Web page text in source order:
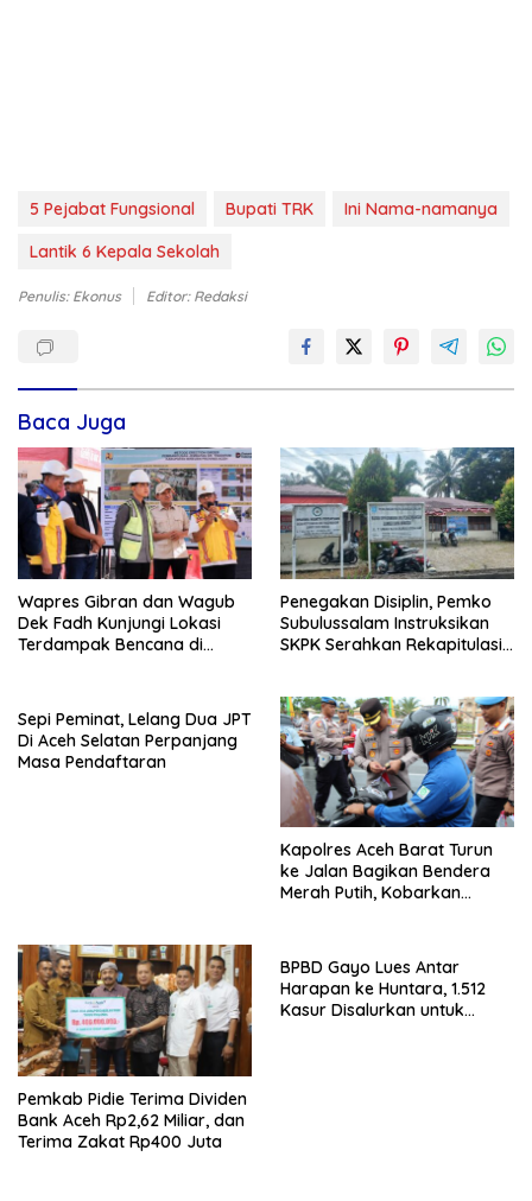
5 Pejabat Fungsional Bupati TRK
Ini Nama-namanya
Lantik 6 Kepala Sekolah
Penulis: Ekonus Editor: Redaksi
Baca Juga
Wapres Gibran dan Wagub
Dek Fadh Kunjungi Lokasi
Terdampak Bencana di
Penegakan Disiplin, Pemko
Subulussalam Instruksikan
SKPK Serahkan Rekapitulasi
Sepi Peminat, Lelang Dua JPT
Di Aceh Selatan Perpanjang
Masa Pendaftaran
Kapolres Aceh Barat Turun
ke Jalan Bagikan Bendera
Merah Putih, Kobarkan
Pemkab Pidie Terima Dividen
Bank Aceh Rp2,62 Miliar, dan
Terima Zakat Rp400 Juta
BPBD Gayo Lues Antar
Harapan ke Huntara, 1.512
Kasur Disalurkan untuk